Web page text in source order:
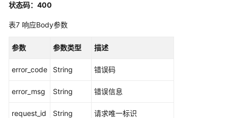
配
户
用
组
CreateApplicationAssignment
状态码：400
表7 响应Body参数
参数 参数类型 描述
error_code String 错误码
error_msg String 错误信息
request_id String 请求唯一标识